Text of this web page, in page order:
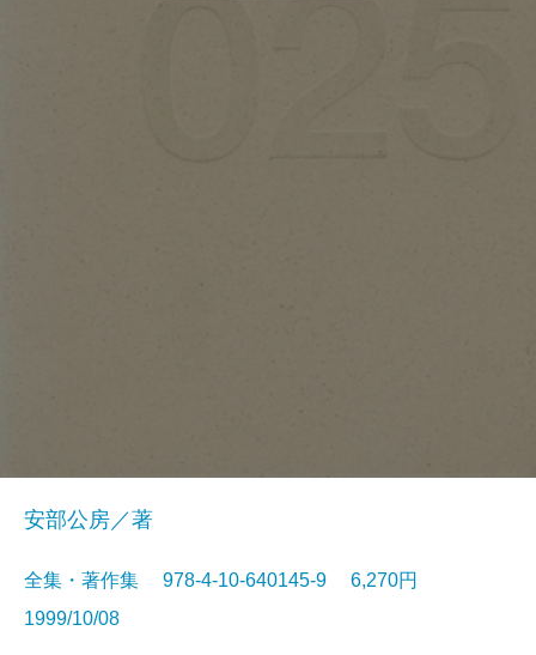
安部公房／著
全集・著作集 978-4-10-640145-9 6,270円
1999/10/08